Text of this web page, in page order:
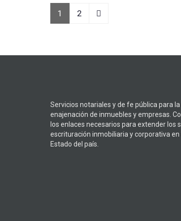
Navegación
entradas
1 2
Servicios notariales y de fe pública para
enajenación de inmuebles y empresas.
los enlaces necesarios para extender los
escrituración inmobiliaria y corporativa
Estado del país.